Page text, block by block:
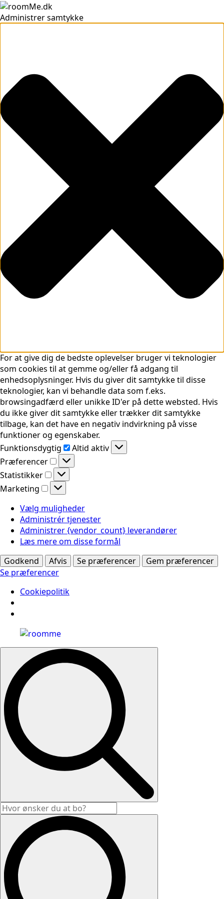
Administrer samtykke
For at give dig de bedste oplevelser bruger vi teknologier
som cookies til at gemme og/eller få adgang til
enhedsoplysninger. Hvis du giver dit samtykke til disse
teknologier, kan vi behandle data som f.eks.
browsingadfærd eller unikke ID'er på dette websted. Hvis
du ikke giver dit samtykke eller trækker dit samtykke
tilbage, kan det have en negativ indvirkning på visse
funktioner og egenskaber.
Funktionsdygtig
Funktionsdygtig
Altid aktiv
Præferencer
Præferencer
Statistikker
Statistikker
Marketing
Marketing
Vælg muligheder
Administrér tjenester
Administrer {vendor_count} leverandører
Læs mere om disse formål
Godkend
Afvis Se præferencer
Gem præferencer
Se præferencer
Cookiepolitik
Search